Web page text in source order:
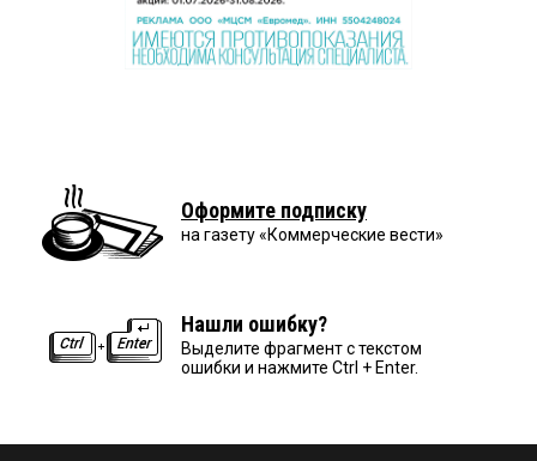
Оформите подписку
на газету «Коммерческие вести»
Нашли ошибку?
Выделите фрагмент с текстом
ошибки и нажмите Ctrl + Enter.